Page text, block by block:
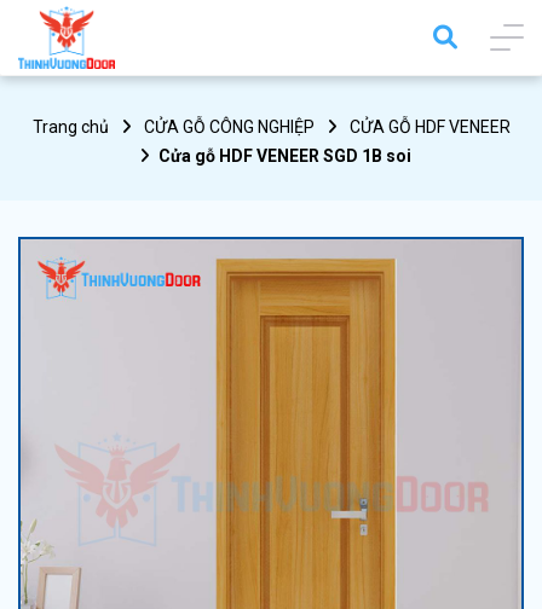
Trang chủ CỬA GỖ CÔNG NGHIỆP
CỬA GỖ HDF VENEER
Cửa gỗ HDF VENEER SGD 1B soi